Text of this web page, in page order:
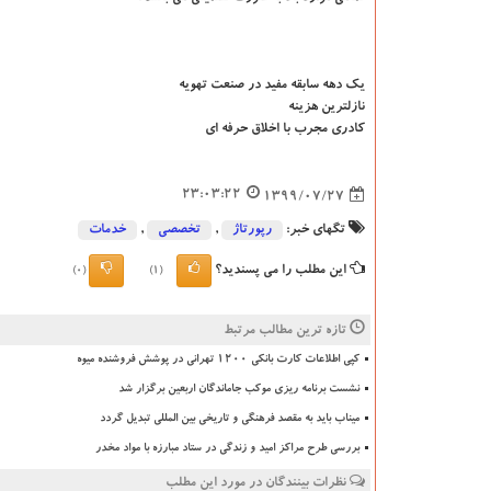
یک دهه سابقه مفید در صنعت تهویه
نازلترین هزینه
کادری مجرب با اخلاق حرفه ای
1399/07/27
23:03:22
تگهای خبر: رپورتاژ , تخصصی , خدمات
این مطلب را می پسندید؟ (1)
(0)
تازه ترین مطالب مرتبط
کپی اطلاعات کارت بانکی ۱۲۰۰ تهرانی در پوشش فروشنده میوه
نشست برنامه ریزی موکب جاماندگان اربعین برگزار شد
میناب باید به مقصد فرهنگی و تاریخی بین المللی تبدیل گردد
بررسی طرح مراکز امید و زندگی در ستاد مبارزه با مواد مخدر
نظرات بینندگان در مورد این مطلب